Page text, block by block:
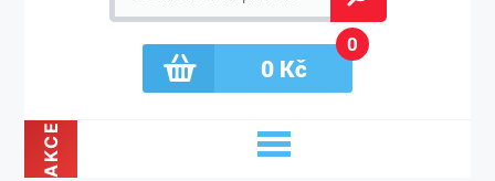
0Kč
0
AKCE